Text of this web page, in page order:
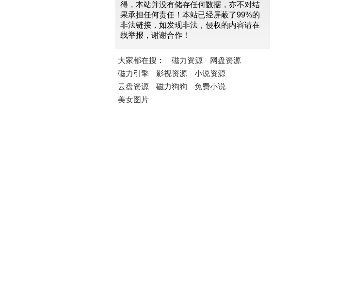
得，本站并没有储存任何数据，亦不对结
果承担任何责任！本站已经屏蔽了99%的
非法链接，如发现非法，侵权的内容请在
线举报，谢谢合作！
大家都在搜： 磁力资源
网盘资源
磁力引擎
影视资源
小说资源
云盘资源
磁力狗狗
免费小说
美女图片